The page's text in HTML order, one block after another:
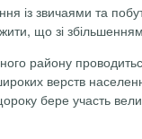
із звичаями та
що зі
району
верств
бере участь